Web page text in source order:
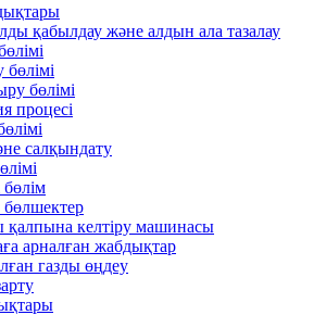
қабылдау және алдын ала тазалау
бөлімі
бөлімі
процесі
салқындату
келтіру машинасы
арналған жабдықтар
газды өңдеу